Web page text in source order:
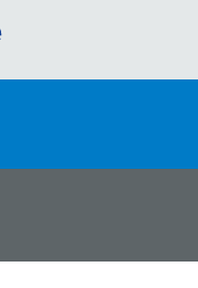
de
een
de